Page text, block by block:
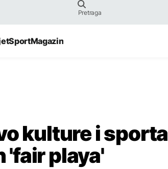
SportMagazin
kulture i sporta
'fair playa'